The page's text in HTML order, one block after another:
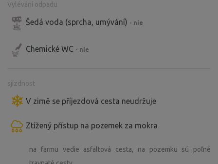
Vylévání odpadu
Šedá voda (sprcha, umývání) - nie
Chemické WC - nie
sjízdnost
V zimě se příjezdová cesta neudržuje
Ztížený přístup na pozemek za mokra
na farmu vedie asfaltová cesta, na pozemku sú poľné